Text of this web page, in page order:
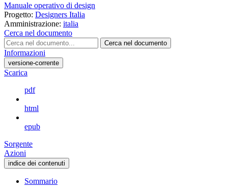
Manuale operativo di design
Progetto: Designers Italia
Amministrazione: italia
Cerca nel documento
Cerca nel documento
Informazioni
versione-corrente
Scarica
pdf
html
epub
Sorgente
Azioni
indice dei contenuti
Sommario